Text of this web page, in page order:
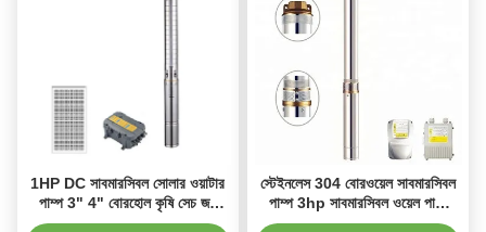
1HP DC সাবমারসিবল সোলার ওয়াটার
পাম্প 3" 4" বোরহোল কৃষি সেচ জল
পাম্প
স্টেইনলেস 304 বোরওয়েল সাবমারসিবল
পাম্প 3hp সাবমারসিবল ওয়েল পাম্প
হার্মেটিকভাবে সিল করা মোটর তাপীয়ভাবে